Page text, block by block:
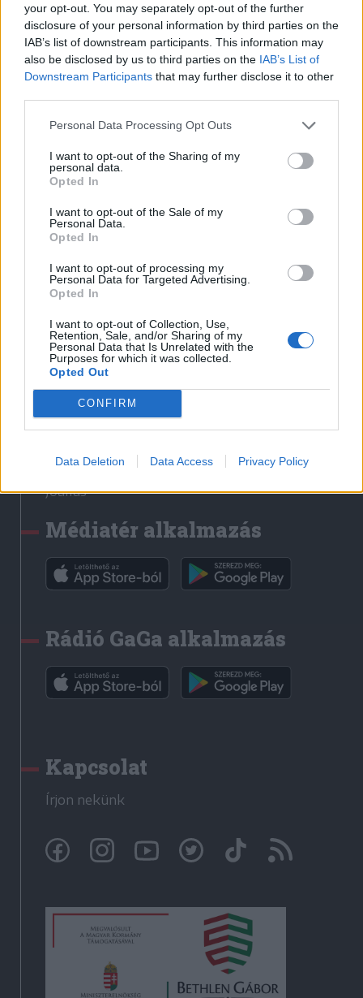
your opt-out. You may separately opt-out of the further
disclosure of your personal information by third parties on the
IAB’s list of downstream participants. This information may
also be disclosed by us to third parties on the IAB’s List of
Downstream Participants that may further disclose it to other
Personal Data Processing Opt Outs
I want to opt-out of the Sharing of my
personal data.
Opted In
I want to opt-out of the Sale of my
Personal Data.
Opted In
I want to opt-out of processing my
Personal Data for Targeted Advertising.
Opted In
I want to opt-out of Collection, Use,
Retention, Sale, and/or Sharing of my
Personal Data that Is Unrelated with the
Purposes for which it was collected.
Opted Out
CONFIRM
Data Deletion Data Access Privacy Policy
Szerzői jogok
Adatvédelmi tájékoztató
Cookie-kezelési tájékoztató
Hozzászólási szabályzat
Nyomtatott lapjaink archívuma
Székely Hírmondó archívuma
Sütibeállítások
Médiatér
Liget
Krónika
Bihari Napló
Erdélyi Napló
Főtér
Rádió GaGa
Jóállás
Médiatér alkalmazás
Rádió GaGa alkalmazás
Kapcsolat
Írjon nekünk